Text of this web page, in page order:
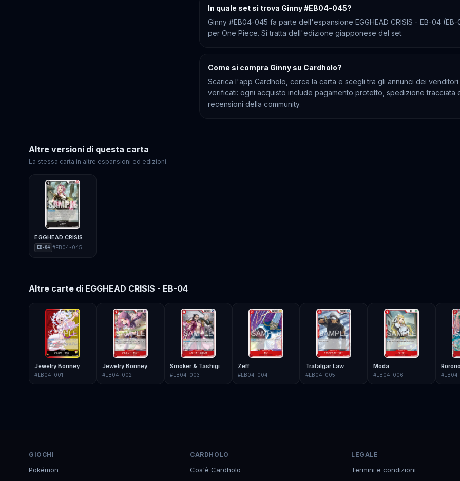
In quale set si trova Ginny #EB04-045?
Ginny #EB04-045 fa parte dell'espansione EGGHEAD CRISIS - EB-04 (EB-
per One Piece. Si tratta dell'edizione giapponese del set.
Come si compra Ginny su Cardholo?
Scarica l'app Cardholo, cerca la carta e scegli tra gli annunci dei venditori
verificati: ogni acquisto include pagamento protetto, spedizione tracciata
recensioni della community.
Altre versioni di questa carta
La stessa carta in altre espansioni ed edizioni.
EGGHEAD CRISIS - EB-04
EB-04 #EB04-045
Altre carte di EGGHEAD CRISIS - EB-04
Jewelry Bonney
#EB04-001
Jewelry Bonney
#EB04-002
Smoker & Tashigi
#EB04-003
Zeff
#EB04-004
Trafalgar Law
#EB04-005
Moda
#EB04-006 #
GIOCHI
Pokémon
CARDHOLO
Cos'è Cardholo
LEGALE
Termini e condizioni